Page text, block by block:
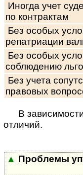
Иногда учет
по контрактам
Без особых
репатриации
Без особых
соблюдению
Без учета
правовых
В
отличий.
▲ Проблемы